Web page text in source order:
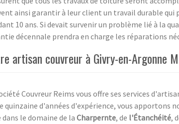
ainsi garantir à leur client un travail durable
10 ans. Si devait survenir un problème lié à la
décennale prendra en charge les réparations
artisan couvreur à Givry-en-Argonne
Couvreur Reims vous offre ses services
quinzaine d'années d'expérience, vous apportons
dans le domaine de la Charpernte, de l'Étanchéité,